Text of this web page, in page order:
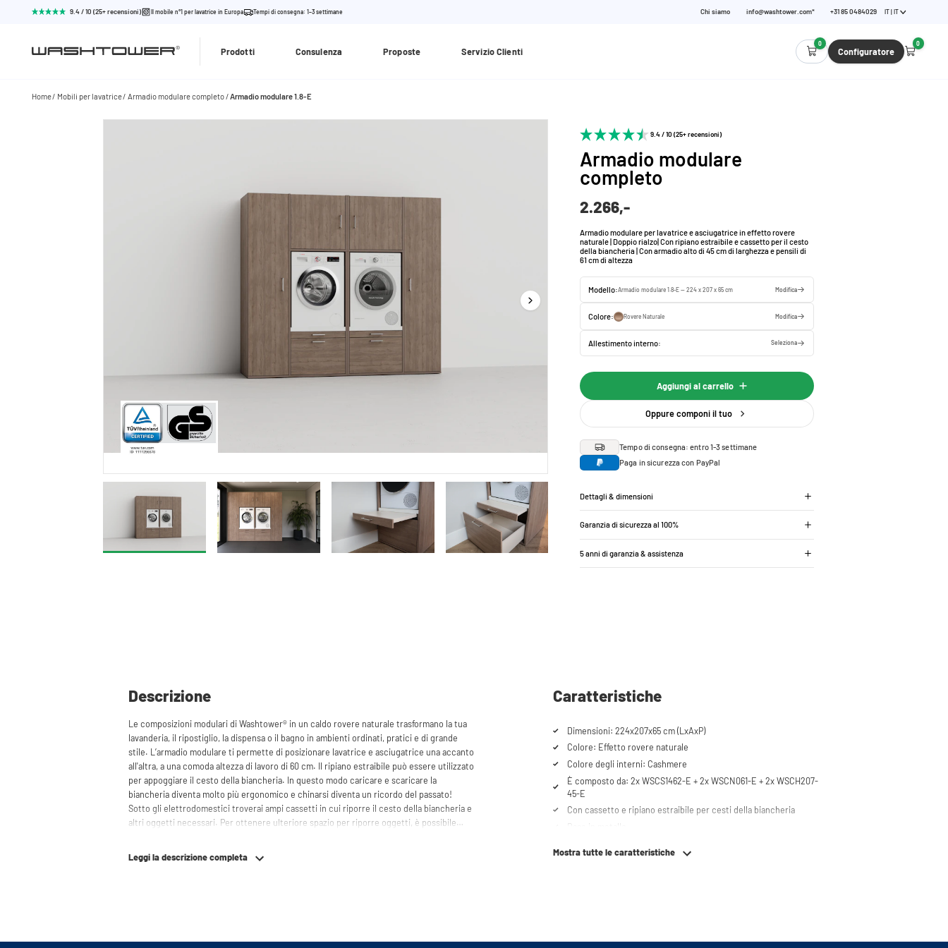
9.4 / 10 (25+ recensioni) Il mobile n°1 per lavatrice in Europa Tempi di consegna: 1–3 settimane Chi siamo info@washtower.com* +31 85 0484029 IT | IT
Prodotti Consulenza Proposte Servizio Clienti
0
Configuratore
0
Home Mobili per lavatrice Armadio modulare completo Armadio modulare 1.8-E
9.4 / 10 (25+ recensioni)
Armadio modulare
completo
2.266,-
Armadio modulare per lavatrice e asciugatrice in effetto rovere
naturale | Doppio rialzo| Con ripiano estraibile e cassetto per il cesto
della biancheria | Con armadio alto di 45 cm di larghezza e pensili di
61 cm di altezza
Modello:Armadio modulare 1.8-E — 224 x 207 x 65 cm Modifica
Colore: Rovere Naturale Modifica
Allestimento interno: Seleziona
Aggiungi al carrello
Oppure componi il tuo
Tempo di consegna: entro 1-3 settimane
Paga in sicurezza con PayPal
Dettagli & dimensioni
Garanzia di sicurezza al 100%
5 anni di garanzia & assistenza
Descrizione
Le composizioni modulari di Washtower® in un caldo rovere naturale trasformano la tua
lavanderia, il ripostiglio, la dispensa o il bagno in ambienti ordinati, pratici e di grande
stile. L’armadio modulare ti permette di posizionare lavatrice e asciugatrice una accanto
all'altra, a una comoda altezza di lavoro di 60 cm. Il ripiano estraibile può essere utilizzato
per appoggiare il cesto della biancheria. In questo modo caricare e scaricare la
biancheria diventa molto più ergonomico e chinarsi diventa un ricordo del passato!
Sotto gli elettrodomestici troverai ampi cassetti in cui riporre il cesto della biancheria e
altri oggetti necessari. Per ottenere ulteriore spazio per riporre oggetti, è possibile
adatto anche per frigoriferi e/o congelatori piccoli, e offre flessibilità nell'uso dello
Leggi la descrizione completa
Caratteristiche
Dimensioni: 224x207x65 cm (LxAxP)
Colore: Effetto rovere naturale
Colore degli interni: Cashmere
È composto da: 2x WSCS1462-E + 2x WSCN061-E + 2x WSCH207-
45-E
Con cassetto e ripiano estraibile per cesti della biancheria
Base in metallo
li elettrodomestici vengono rialzati di circa 60 cm
Mostra tutte le caratteristiche